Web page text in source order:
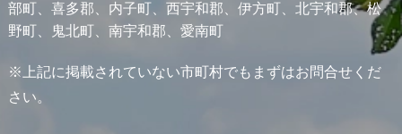
部町、喜多郡、内子町、西宇和郡、伊方町、北宇和郡、松
野町、鬼北町、南宇和郡、愛南町
※上記に掲載されていない市町村でもまずはお問合せくだ
さい。